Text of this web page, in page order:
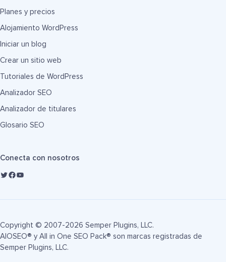
Planes y precios
Alojamiento WordPress
Iniciar un blog
Crear un sitio web
Tutoriales de WordPress
Analizador SEO
Analizador de titulares
Glosario SEO
Conecta con nosotros
Copyright © 2007-2026 Semper Plugins, LLC.
AIOSEO® y All in One SEO Pack® son marcas registradas de
Semper Plugins, LLC.